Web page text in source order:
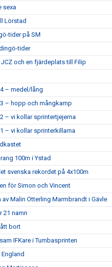
sexa
Lörstad
tider på SM
tider
och en fjärdeplats till Filip
– medel/lång
– hopp och mångkamp
– vi kollar sprintertjejerna
– vi kollar sprinterkillarna
100m i Ystad
svenska rekordet på 4x100m
för Simon och Vincent
Malin Otterling Marmbrandt i Gävle
21 namn
bort
IFKare i Tumbasprinten